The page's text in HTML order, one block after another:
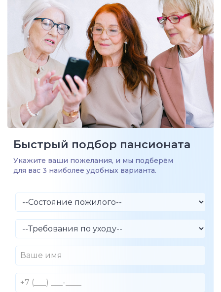
Быстрый подбор пансионата
Укажите ваши пожелания, и мы подберём
для вас 3 наиболее удобных варианта.